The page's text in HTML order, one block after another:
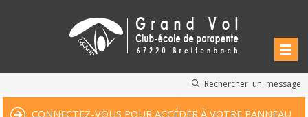
Rechercher un message
CONNECTEZ-VOUS POUR ACCÉDER À VOTRE PANNEAU